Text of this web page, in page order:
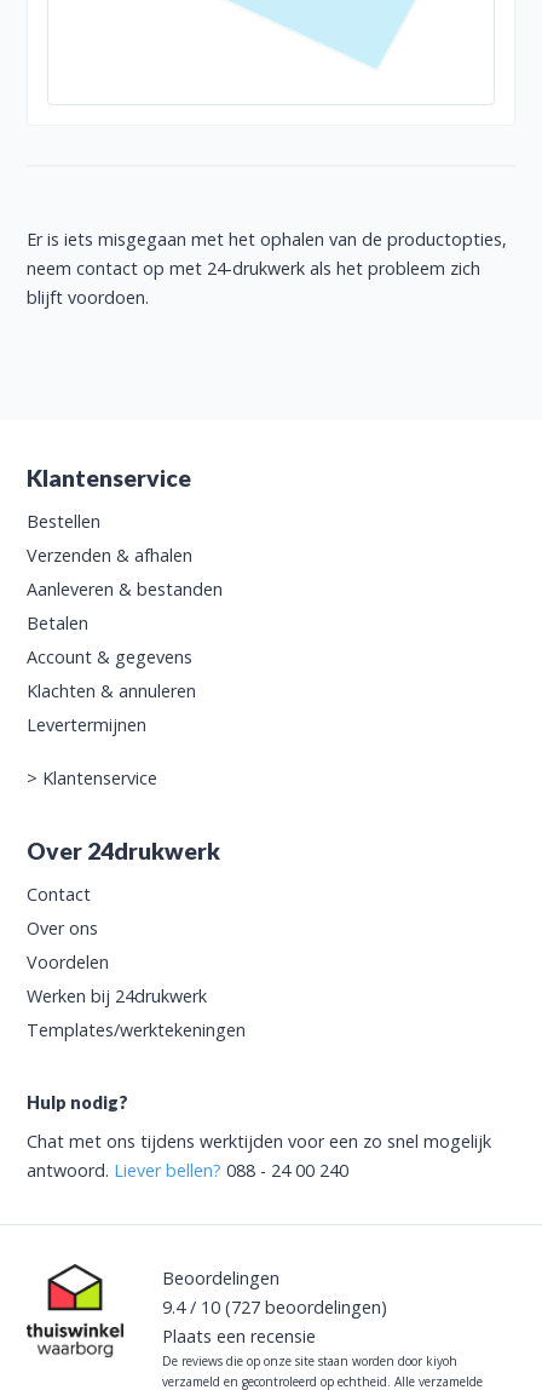
Er is iets misgegaan met het ophalen van de productopties,
neem contact op met 24-drukwerk als het probleem zich
blijft voordoen.
Klantenservice
Bestellen
Verzenden & afhalen
Aanleveren & bestanden
Betalen
Account & gegevens
Klachten & annuleren
Levertermijnen
> Klantenservice
Over 24drukwerk
Contact
Over ons
Voordelen
Werken bij 24drukwerk
Templates/werktekeningen
Hulp nodig?
Chat met ons tijdens werktijden voor een zo snel mogelijk
antwoord. Liever bellen? 088 - 24 00 240
Beoordelingen
9.4/ 10 (727 beoordelingen)
Plaats een recensie
De reviews die op onze site staan worden door kiyoh
verzameld en gecontroleerd op echtheid. Alle verzamelde